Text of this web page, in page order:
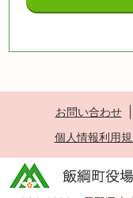
お問い合わせ
個人情報利用